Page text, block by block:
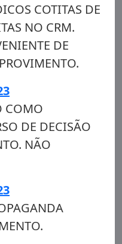
COTITAS DE
NO CRM.
DE
COMO
DE DECISÃO
NÃO